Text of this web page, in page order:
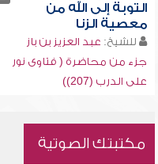
التوبة إلى الله من
معصية الزنا
للشيخ: عبد العزيز بن باز
جزء من محاضرة ( فتاوى نور
على الدرب (207))
مكتبتك الصوتية